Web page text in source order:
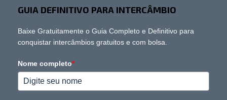
GUIA DEFINITIVO PARA INTERCÂMBIO
Baixe Gratuitamente o Guia Completo e Definitivo para
conquistar intercâmbios gratuitos e com bolsa.
Nome completo*